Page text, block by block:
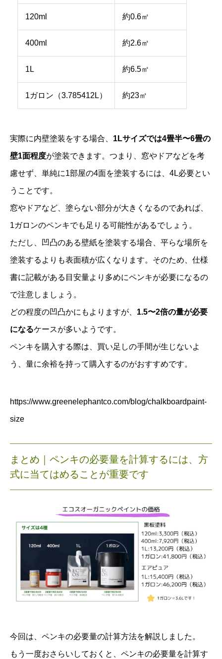
120ml 約0.6㎡
400ml 約2.6㎡
1L 約6.5㎡
1ガロン（3.785412L） 約23㎡
実際に内壁塗装をする場合、 1Lサイズでは4畳半〜6畳の
壁1面程度が塗装できます。つまり、窓やドアなどを考
慮せず、単純に1部屋の4面を塗装するには、4L必要とい
うことです。
窓やドアなど、塗らない部分が大きくなるのであれば、
1ガロンのペンキでも足りる可能性があるでしょう。
ただし、凹凸のある壁紙を塗装する場合、平らな場所を
塗装するよりも表面積が広くなります。そのため、仕様
書に記載がある目安量より多めにペンキが必要になるの
で注意しましょう。
どの程度の凹凸かにもよりますが、 1.5〜2倍の量が必要
になるケースが多いようです。
ペンキを購入する際は、買い足しの手間が生じないよ
う、量に余裕を持って購入するのがおすすめです。
https://www.greenelephantco.com/blog/chalkboardpaint-
size
まとめ｜ ペンキの必要量を計算するには、方
式に当てはめることが重要です
今回は、ペンキの必要量の計算方法を解説しました。
もう一度おさらいしておくと、ペンキの必要量を計算す